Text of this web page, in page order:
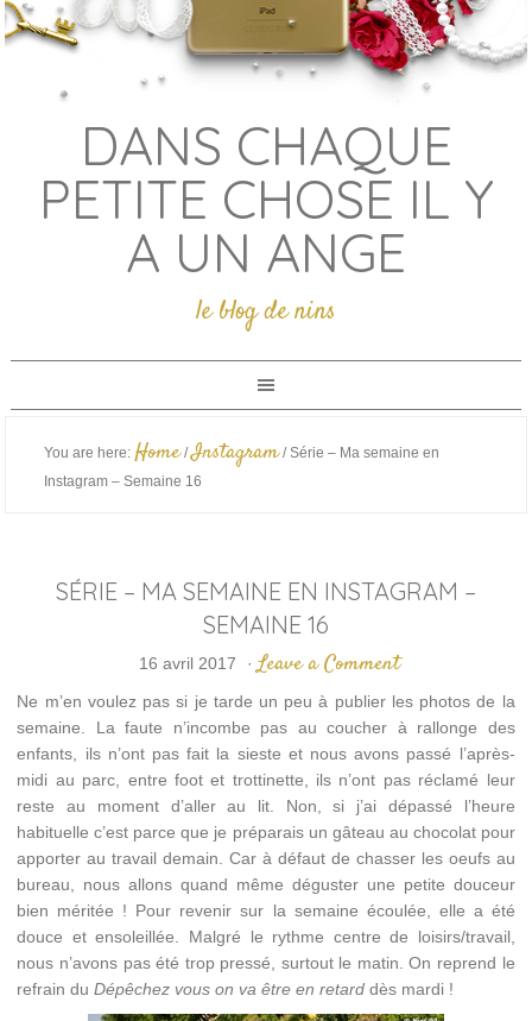
DANS CHAQUE
PETITE CHOSE IL Y
A UN ANGE
le blog de nins
You are here: Home / Instagram /Série – Ma semaine en
Instagram – Semaine 16
SÉRIE – MA SEMAINE EN INSTAGRAM –
SEMAINE 16
16 avril 2017 · Leave a Comment
Ne m’en voulez pas si je tarde un peu à publier les photos de la
semaine. La faute n’incombe pas au coucher à rallonge des
enfants, ils n’ont pas fait la sieste et nous avons passé l’après-
midi au parc, entre foot et trottinette, ils n’ont pas réclamé leur
reste au moment d’aller au lit. Non, si j’ai dépassé l’heure
habituelle c’est parce que je préparais un gâteau au chocolat pour
apporter au travail demain. Car à défaut de chasser les oeufs au
bureau, nous allons quand même déguster une petite douceur
bien méritée ! Pour revenir sur la semaine écoulée, elle a été
douce et ensoleillée. Malgré le rythme centre de loisirs/travail,
nous n’avons pas été trop pressé, surtout le matin. On reprend le
refrain duDépêchez vous on va être en retard dès mardi !